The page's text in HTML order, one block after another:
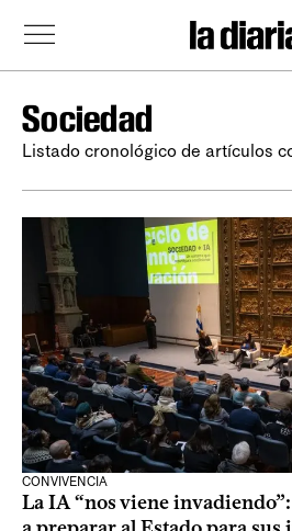
Sociedad
Listado cronológico de artículos
CONVIVENCIA
La IA “nos viene